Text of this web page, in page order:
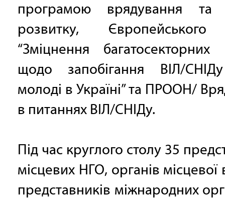
програмою врядування та
розвитку,
“Зміцнення багатосекторних
щодо запобігання ВІЛ/
молоді в Україні” та ПРООН/
в питаннях ВІЛ/СНІДу.
Під час круглого столу 35
місцевих НГО, органів місцевої
представників міжнародних